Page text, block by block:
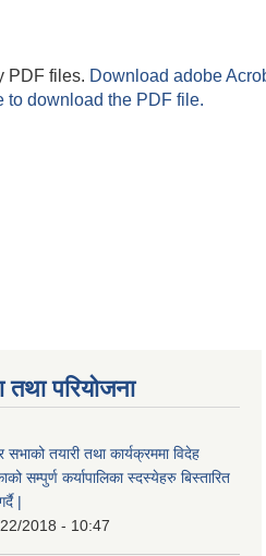
PDF files. Download adobe
to download the PDF file.
तथा परियोजना
सभाको तयारी तथा कार्यक्रममा विदेह
सम्पुर्ण कर्यापालिका स्दस्येहरु बिस्तारित
|
2018 - 10:47